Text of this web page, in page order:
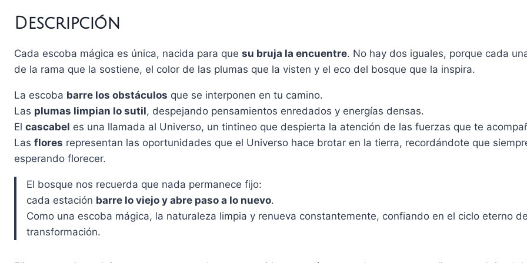
Descripción
Cada escoba mágica es única, nacida para que su bruja la encuentre. No hay dos iguales, porque cada
de la rama que la sostiene, el color de las plumas que la visten y el eco del bosque que la inspira.
La escoba barre los obstáculos que se interponen en tu camino.
Las plumas limpian lo sutil, despejando pensamientos enredados y energías densas.
El cascabel es una llamada al Universo, un tintineo que despierta la atención de las fuerzas que te
Las flores representan las oportunidades que el Universo hace brotar en la tierra, recordándote que
esperando florecer.
El bosque nos recuerda que nada permanece fijo:
cada estación barre lo viejo y abre paso a lo nuevo.
Como una escoba mágica, la naturaleza limpia y renueva constantemente, confiando en el ciclo eterno
transformación.